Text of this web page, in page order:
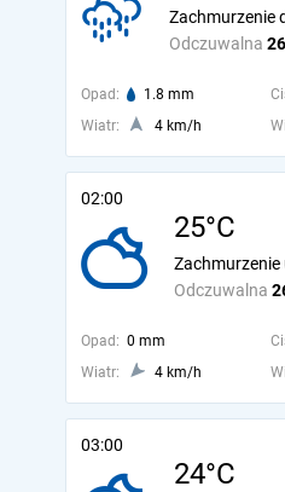
Odczuwalna
Zachmurzenie
Opad: 1.8 mm
Wiatr:
4 km/h
02:00
25°C
Odczuwalna
Opad: 0 mm
Wiatr:
4 km/h
03:00
24°C